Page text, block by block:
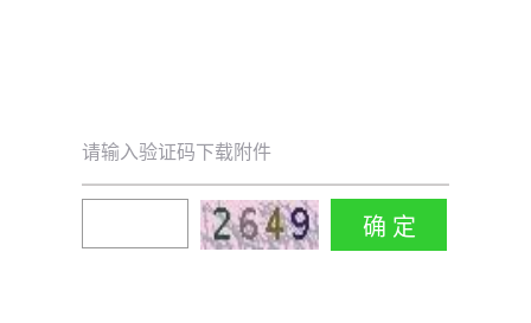
请输入验证码下载附件